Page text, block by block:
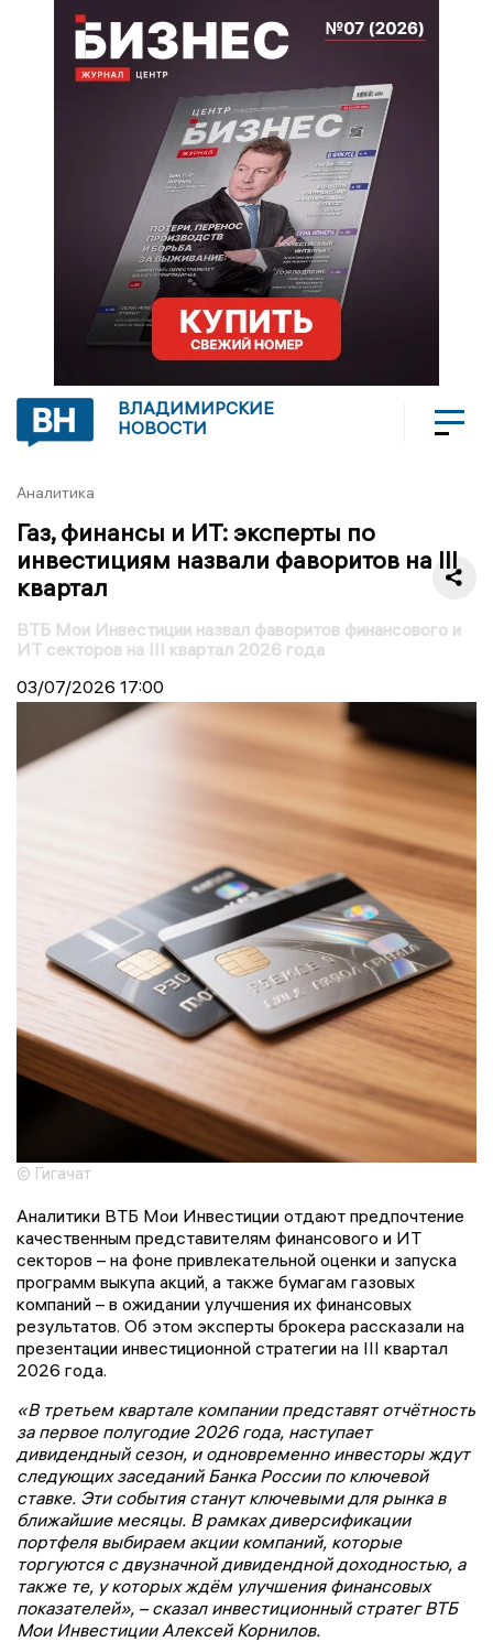
ВЛАДИМИРСКИЕ
НОВОСТИ
Аналитика
Газ, финансы и ИТ: эксперты по
инвестициям назвали фаворитов на III
квартал
ВТБ Мои Инвестиции назвал фаворитов финансового и
ИТ секторов на III квартал 2026 года
03/07/2026 17:00
© Гигачат
Аналитики ВТБ Мои Инвестиции отдают предпочтение
качественным представителям финансового и ИТ
секторов – на фоне привлекательной оценки и запуска
программ выкупа акций, а также бумагам газовых
компаний – в ожидании улучшения их финансовых
результатов. Об этом эксперты брокера рассказали на
презентации инвестиционной стратегии на III квартал
2026 года.
«В третьем квартале компании представят отчётность
за первое полугодие 2026 года, наступает
дивидендный сезон, и одновременно инвесторы ждут
следующих заседаний Банка России по ключевой
ставке. Эти события станут ключевыми для рынка в
ближайшие месяцы. В рамках диверсификации
портфеля выбираем акции компаний, которые
торгуются с двузначной дивидендной доходностью, а
также те, у которых ждём улучшения финансовых
показателей», – сказал инвестиционный стратег ВТБ
Мои Инвестиции Алексей Корнилов.